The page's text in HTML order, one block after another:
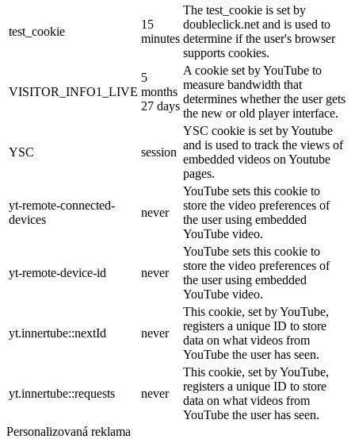
test_cookie
15
minutes
The test_cookie is set by
doubleclick.net and is used to
determine if the user's browser
supports cookies.
VISITOR_INFO1_LIVE
5
months
27 days
A cookie set by YouTube to
measure bandwidth that
determines whether the user gets
the new or old player interface.
YSC session
YSC cookie is set by Youtube
and is used to track the views of
embedded videos on Youtube
pages.
yt-remote-connected-
devices
never
YouTube sets this cookie to
store the video preferences of
the user using embedded
YouTube video.
yt-remote-device-id never
YouTube sets this cookie to
store the video preferences of
the user using embedded
YouTube video.
yt.innertube::nextId never
This cookie, set by YouTube,
registers a unique ID to store
data on what videos from
YouTube the user has seen.
yt.innertube::requests never
This cookie, set by YouTube,
registers a unique ID to store
data on what videos from
YouTube the user has seen.
Personalizovaná reklama